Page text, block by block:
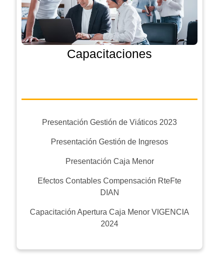
Capacitaciones
Presentación Gestión de Viáticos 2023
Presentación Gestión de Ingresos
Presentación Caja Menor
Efectos Contables Compensación RteFte
DIAN
Capacitación Apertura Caja Menor VIGENCIA
2024